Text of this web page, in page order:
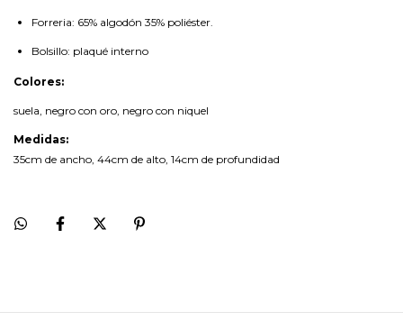
Forreria: 65% algodón 35% poliéster.
Bolsillo: plaqué interno
Colores:
suela, negro con oro, negro con niquel
Medidas:
35cm de ancho, 44cm de alto, 14cm de profundidad